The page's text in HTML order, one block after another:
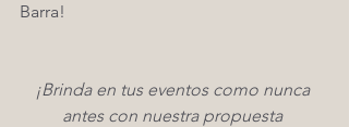
Barra!
¡Brinda en tus eventos como nunca
antes con nuestra propuesta